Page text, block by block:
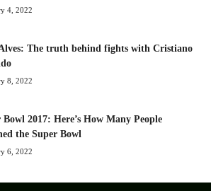
4, 2022
The truth behind fights with Cristiano
8, 2022
Bowl 2017: Here’s How Many People
the Super Bowl
6, 2022